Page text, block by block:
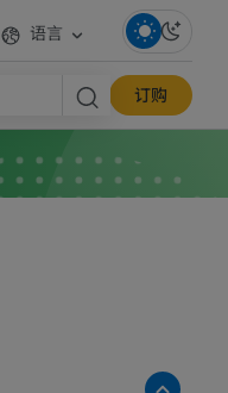
语言
订购